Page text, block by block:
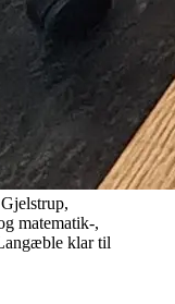
matematik-,
klar til